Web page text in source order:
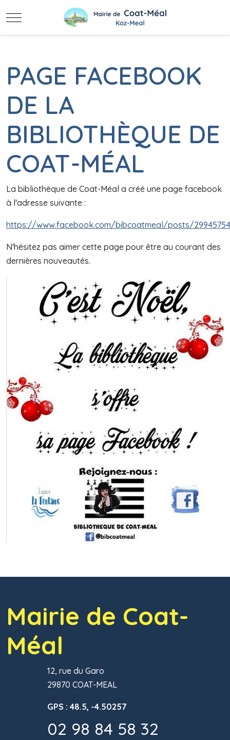
Mobile Menu Toggle
PAGE FACEBOOK
DE LA
BIBLIOTHÈQUE DE
COAT-MÉAL
La bibliothèque de Coat-Méal a créé une page facebook
à l'adresse suivante :
https://www.facebook.com/bibcoatmeal/posts/
N'hésitez pas aimer cette page pour être au courant des
dernières nouveautés.
Mairie de Coat-
Méal
12, rue du Garo
29870 COAT-MEAL
GPS : 48.5, -4.50257
02 98 84 58 32